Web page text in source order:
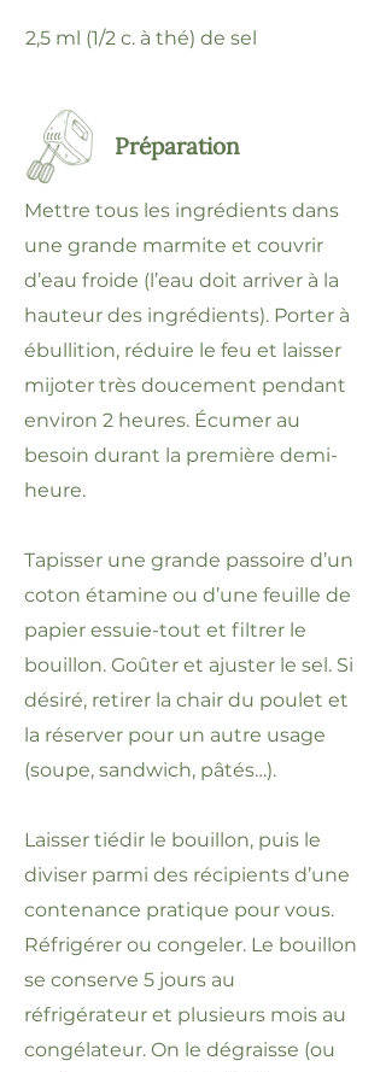
2,5 ml (1/2 c. à thé) de sel
Préparation
Mettre tous les ingrédients dans
une grande marmite et couvrir
d’eau froide (l’eau doit arriver à la
hauteur des ingrédients). Porter à
ébullition, réduire le feu et laisser
mijoter très doucement pendant
environ 2 heures. Écumer au
besoin durant la première demi-
heure.
Tapisser une grande passoire d’un
coton étamine ou d’une feuille de
papier essuie-tout et filtrer le
bouillon. Goûter et ajuster le sel. Si
désiré, retirer la chair du poulet et
la réserver pour un autre usage
(soupe, sandwich, pâtés…).
Laisser tiédir le bouillon, puis le
diviser parmi des récipients d’une
contenance pratique pour vous.
Réfrigérer ou congeler. Le bouillon
se conserve 5 jours au
réfrigérateur et plusieurs mois au
congélateur. On le dégraisse (ou